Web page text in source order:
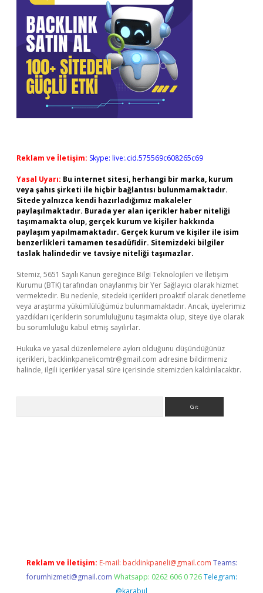
Reklam ve İletişim: Skype: live:.cid.575569c608265c69
Yasal Uyarı: Bu internet sitesi, herhangi bir marka, kurum
veya şahıs şirketi ile hiçbir bağlantısı bulunmamaktadır.
Sitede yalnızca kendi hazırladığımız makaleler
paylaşılmaktadır. Burada yer alan içerikler haber niteliği
taşımamakta olup, gerçek kurum ve kişiler hakkında
paylaşım yapılmamaktadır. Gerçek kurum ve kişiler ile isim
benzerlikleri tamamen tesadüfidir. Sitemizdeki bilgiler
taslak halindedir ve tavsiye niteliği taşımazlar.
Sitemiz, 5651 Sayılı Kanun gereğince Bilgi Teknolojileri ve İletişim
Kurumu (BTK) tarafından onaylanmış bir Yer Sağlayıcı olarak hizmet
vermektedir. Bu nedenle, sitedeki içerikleri proaktif olarak denetleme
veya araştırma yükümlülüğümüz bulunmamaktadır. Ancak, üyelerimiz
yazdıkları içeriklerin sorumluluğunu taşımakta olup, siteye üye olarak
bu sorumluluğu kabul etmiş sayılırlar.
Hukuka ve yasal düzenlemelere aykırı olduğunu düşündüğünüz
içerikleri, backlinkpanelicomtr@gmail.com adresine bildirmeniz
halinde, ilgili içerikler yasal süre içerisinde sitemizden kaldırılacaktır.
Reklam ve İletişim: E-mail: backlinkpaneli@gmail.com Teams:
forumhizmeti@gmail.com Whatsapp: 0262 606 0 726 Telegram:
@karabul